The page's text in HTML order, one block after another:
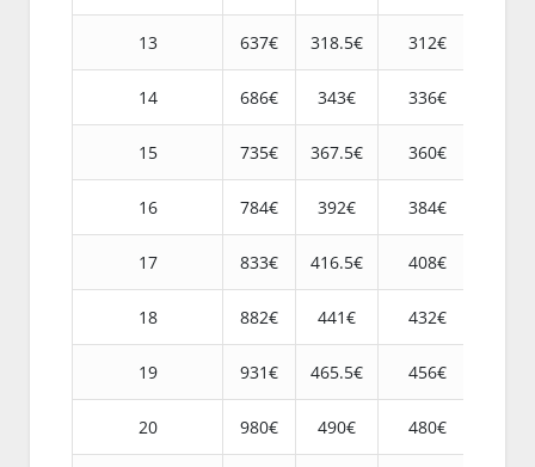
13 637€ 318.5€ 312€
14 686€ 343€ 336€
15 735€ 367.5€ 360€
16 784€ 392€ 384€
17 833€ 416.5€ 408€
18 882€ 441€ 432€
19 931€ 465.5€ 456€
20 980€ 490€ 480€